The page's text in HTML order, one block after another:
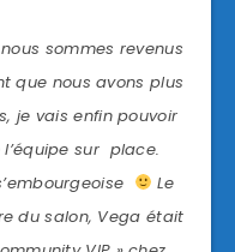
sommes revenus
que nous avons plus
je vais enfin pouvoir
sur place.
Le
du salon, Vega était